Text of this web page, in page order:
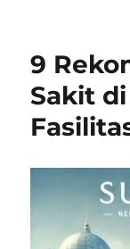
9
Sakit